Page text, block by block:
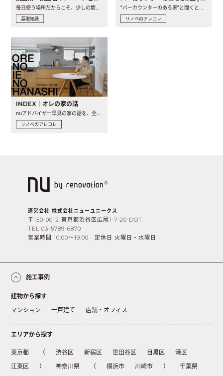
基礎知識 リノベのアレコレ
INDEX｜オレの家の話
nuアドバイザー早見の家の話を、全4話でお届け。リノベーションを..
リノベのアレコレ
運営会社 株式会社ニューユニークス
〒150-0012 東京都渋谷区広尾1-7-20 DOT
TEL 03-5789-6870
営業時間 10:00〜19:00 定休日 火曜日・水曜日
施工事例
建物から探す
マンション
一戸建て 店舗・オフィス
エリアから探す
東京都 （ 渋谷区 新宿区 世田谷区 目黒区
港区
江東区
） 神奈川県 （ 横浜市 川崎市 ）
千葉県